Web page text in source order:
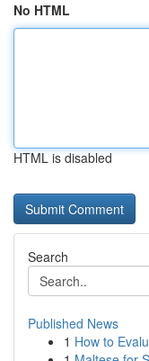
No HTML
HTML is disabled
Search
Published News
1 How to